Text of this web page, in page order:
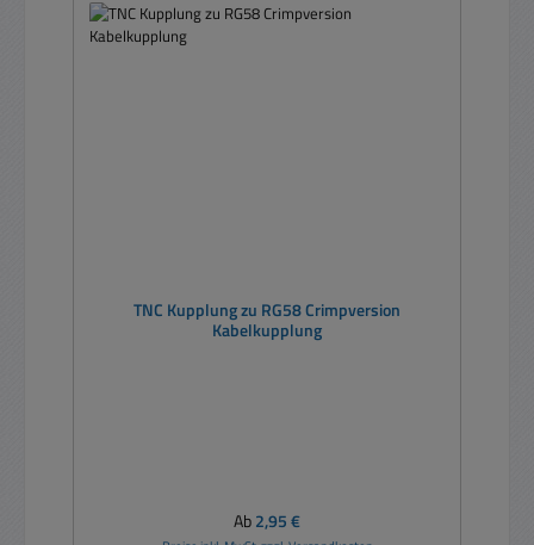
TNC Kupplung zu RG58 Crimpversion
Kabelkupplung
Regulärer Preis:
Ab2,95 €